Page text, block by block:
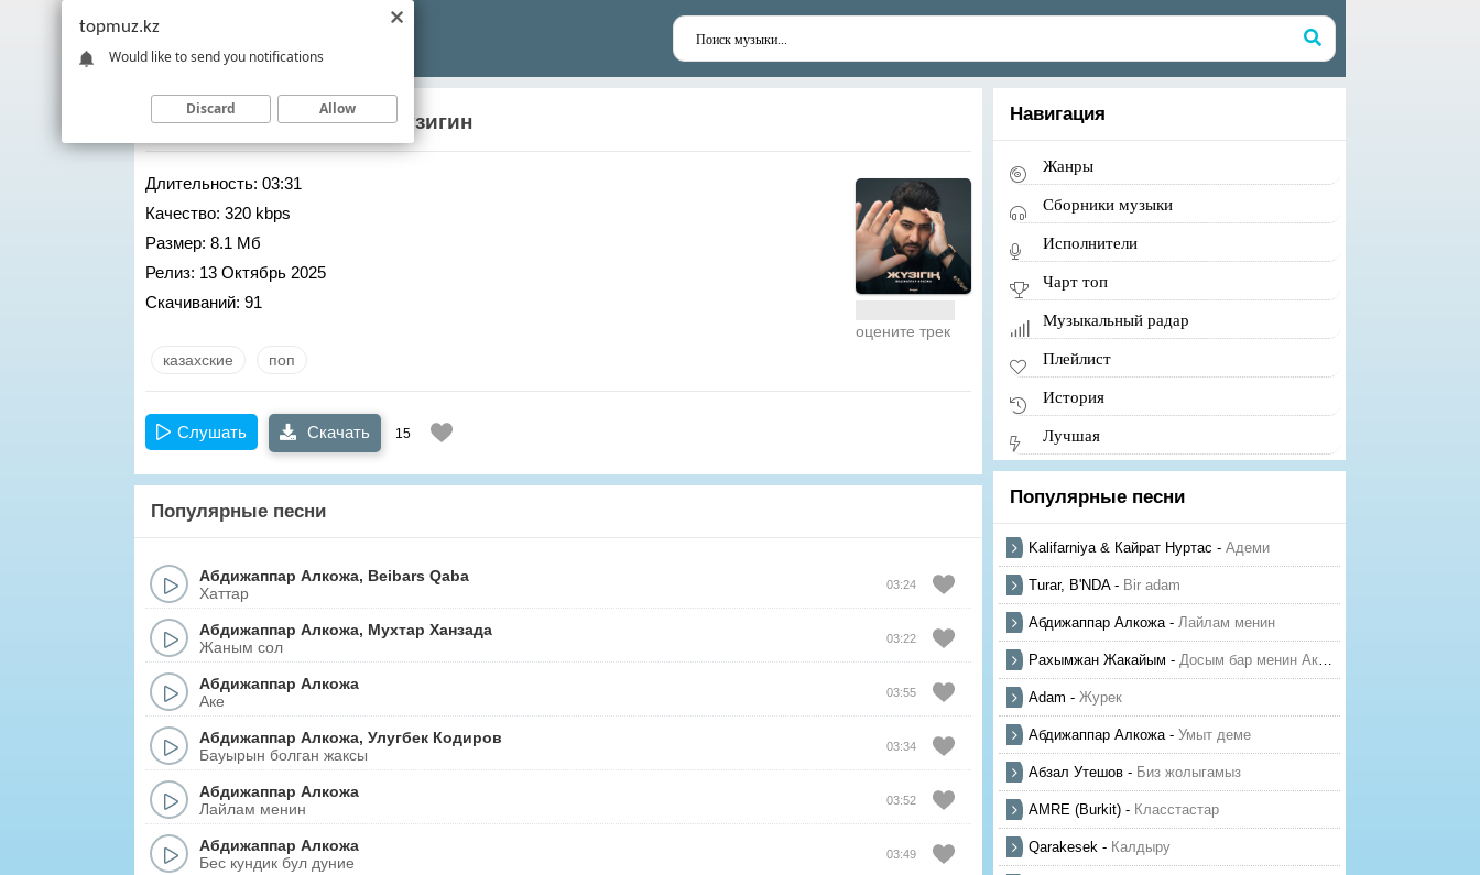
Абдижаппар Алкожа– Жузигин
Длительность: 03:31
Качество: 320 kbps
Размер: 8.1 Мб
Релиз: 13 Октябрь 2025
Скачиваний: 91
оцените трек
казахские поп
Слушать Скачать 15
Популярные песни
Абдижаппар Алкожа, Beibars Qaba
Хаттар
03:24
Абдижаппар Алкожа, Мухтар Ханзада
Жаным сол
03:22
Абдижаппар Алкожа
Аке
03:55
Абдижаппар Алкожа, Улугбек Кодиров
Бауырын болган жаксы
03:34
Абдижаппар Алкожа
Лайлам менин
03:52
Абдижаппар Алкожа
Бес кундик бул дуние
03:49
Навигация
Жанры
Сборники музыки
Исполнители
Чарт топ
Музыкальный радар
Плейлист
История
Лучшая
Популярные песни
Kalifarniya & Кайрат Нуртас - Адеми
Turar, B'NDA- Bir adam
Абдижаппар Алкожа- Лайлам менин
Рахымжан Жакайым - Досым бар менин Актауда
Adam - Журек
Абдижаппар Алкожа- Умыт деме
Абзал Утешов - Биз жолыгамыз
AMRE (Burkit) - Класстастар
Qarakesek - Калдыру
topmuz.kz
Would like to send you notifications
Discard Allow